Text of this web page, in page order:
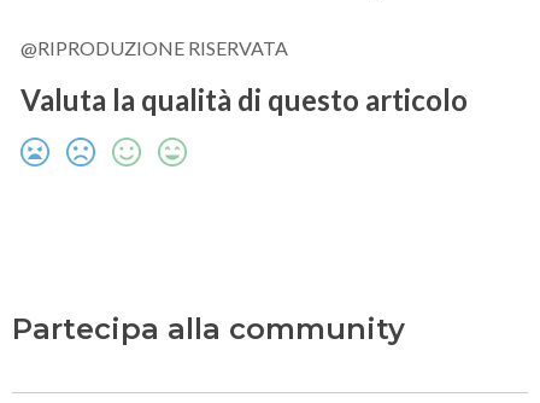
@RIPRODUZIONE RISERVATA
Valuta la qualità di questo articolo
Partecipa alla community